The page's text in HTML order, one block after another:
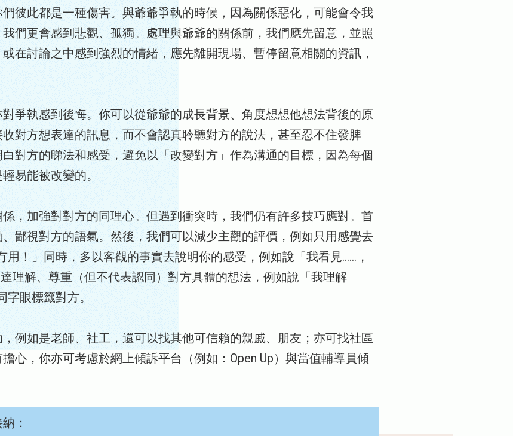
彼此都是一種傷害。與爺爺爭執的時候，因為關係惡化，可能會令我
們更會感到悲觀、孤獨。處理與爺爺的關係前，我們應先留意，並照
在討論之中感到強烈的情緒，應先離開現場、暫停留意相關的資訊，
爭執感到後悔。你可以從爺爺的成長背景、角度想想他想法背後的原
對方想表達的訊息，而不會認真聆聽對方的說法，甚至忍不住發脾
對方的睇法和感受，避免以「改變對方」作為溝通的目標，因為每個
易能被改變的。
，加強對對方的同理心。但遇到衝突時，我們仍有許多技巧應對。首
鄙視對方的語氣。然後，我們可以減少主觀的評價，例如只用感覺去
！」同時，多以客觀的事實去說明你的感受，例如說「我看見……，
理解、尊重（但不代表認同）對方具體的想法，例如說「我理解
眼標籤對方。
例如是老師、社工，還可以找其他可信賴的親戚、朋友；亦可找社區
心，你亦可考慮於網上傾訴平台（例如：Open Up）與當值輔導員傾
：